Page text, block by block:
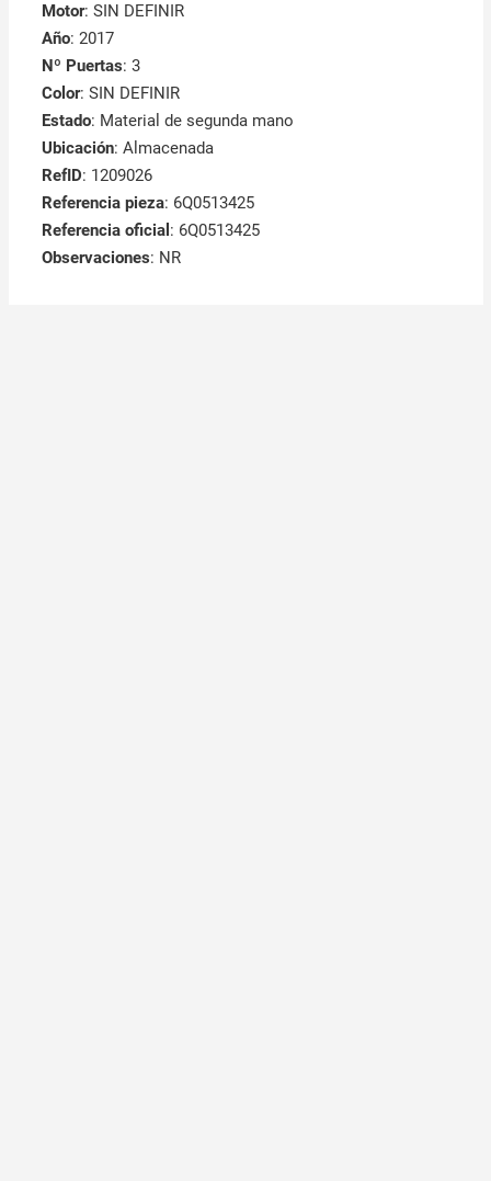
Motor: SIN DEFINIR
Año: 2017
Nº Puertas: 3
Color: SIN DEFINIR
Estado: Material de segunda mano
Ubicación: Almacenada
RefID: 1209026
Referencia pieza: 6Q0513425
Referencia oficial : 6Q0513425
Observaciones: NR